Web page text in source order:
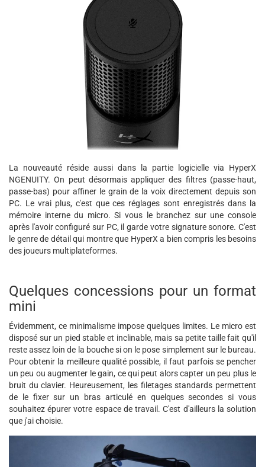
La nouveauté réside aussi dans la partie logicielle via HyperX
NGENUITY. On peut désormais appliquer des filtres (passe-haut,
passe-bas) pour affiner le grain de la voix directement depuis son
PC. Le vrai plus, c'est que ces réglages sont enregistrés dans la
mémoire interne du micro. Si vous le branchez sur une console
après l'avoir configuré sur PC, il garde votre signature sonore. C'est
le genre de détail qui montre que HyperX a bien compris les besoins
des joueurs multiplateformes.
Quelques concessions pour un format
mini
Évidemment, ce minimalisme impose quelques limites. Le micro est
disposé sur un pied stable et inclinable, mais sa petite taille fait qu'il
reste assez loin de la bouche si on le pose simplement sur le bureau.
Pour obtenir la meilleure qualité possible, il faut parfois se pencher
un peu ou augmenter le gain, ce qui peut alors capter un peu plus le
bruit du clavier. Heureusement, les filetages standards permettent
de le fixer sur un bras articulé en quelques secondes si vous
souhaitez épurer votre espace de travail. C'est d'ailleurs la solution
que j'ai choisie.